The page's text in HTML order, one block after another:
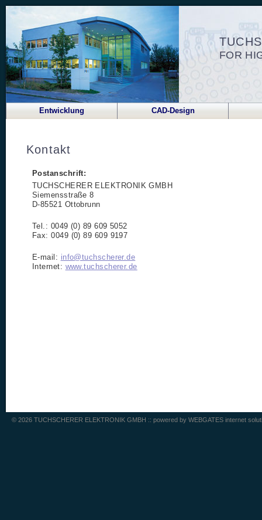
FOR
Entwicklung CAD-Design
Kontakt
Postanschrift:
TUCHSCHERER ELEKTRONIK GMBH
Siemensstraße 8
D-85521 Ottobrunn
Tel.: 0049 (0) 89 609 5052
Fax: 0049 (0) 89 609 9197
E-mail: info@tuchscherer.de
Internet: www.tuchscherer.de
© 2026 TUCHSCHERER ELEKTRONIK GMBH :: powered by WEBGATES internet